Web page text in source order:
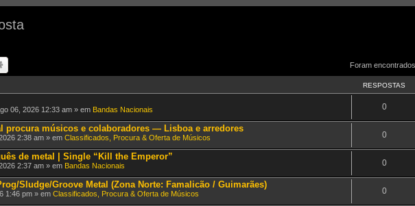
Foram
RESPOSTAS
06, 2026 12:33 am » em Bandas Nacionais 0
procura músicos e colaboradores — Lisboa e arredores
2:38 am » em Classificados, Procura & Oferta de Músicos 0
de metal | Single “Kill the Emperor”
2:37 am » em Bandas Nacionais 0
Sludge/Groove Metal (Zona Norte: Famalicão / Guimarães)
1:46 pm » em Classificados, Procura & Oferta de Músicos 0